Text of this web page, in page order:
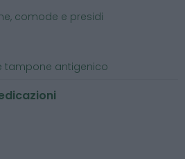
comode e presidi
tampone antigenico